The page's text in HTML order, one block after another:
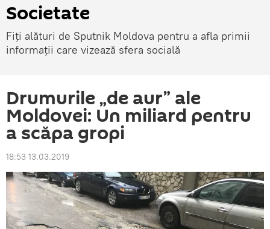
Societate
Fiți alături de Sputnik Moldova pentru a afla primii
informații care vizează sfera socială
Drumurile „de aur” ale
Moldovei: Un miliard pentru
a scăpa gropi
18:53 13.03.2019